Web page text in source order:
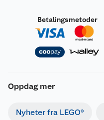
Betalingsmetoder
Oppdag mer
Nyheter fra LEGO®